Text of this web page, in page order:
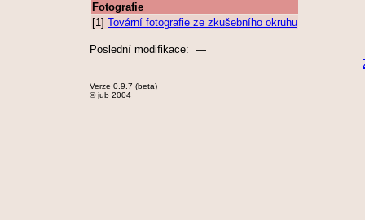
Fotografie
[1] Tovární fotografie ze zkušebního okruhu
Poslední modifikace: —
Verze 0.9.7 (beta)
© jub 2004